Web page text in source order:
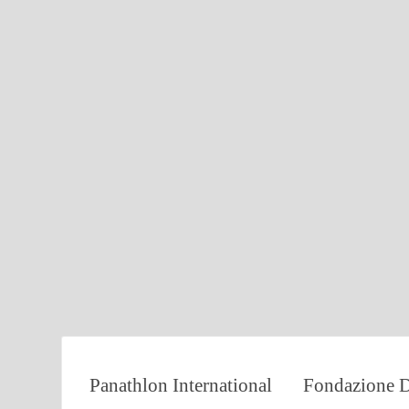
Panathlon International Fondazione